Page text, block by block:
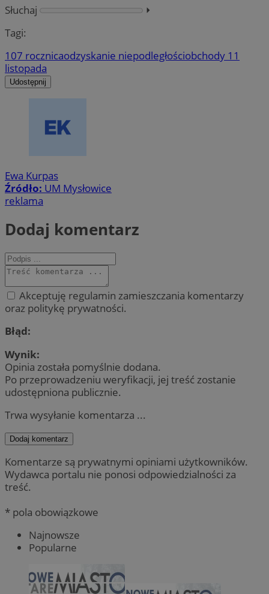
Słuchaj
⏵︎
Tagi:
107 rocznicaodzyskanie niepodległościobchody 11
listopada
Udostępnij
Ewa Kurpas
Źródło: UM Mysłowice
reklama
Dodaj komentarz
Akceptuję regulamin zamieszczania komentarzy
oraz politykę prywatności.
Błąd:
Wynik:
Opinia została pomyślnie dodana.
Po przeprowadzeniu weryfikacji, jej treść zostanie
udostępniona publicznie.
Trwa wysyłanie komentarza ...
Dodaj komentarz
Komentarze są prywatnymi opiniami użytkowników.
Wydawca portalu nie ponosi odpowiedzialności za
treść.
* pola obowiązkowe
Najnowsze
Popularne